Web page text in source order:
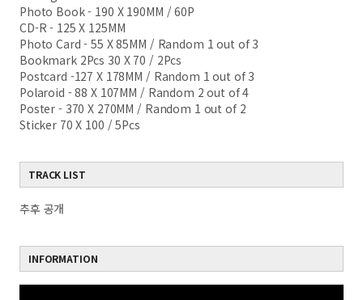
Photo Book - 190 X 190MM / 60P
CD-R - 125 X 125MM
Photo Card - 55 X 85MM / Random 1 out of 3
Bookmark 2Pcs 30 X 70 / 2Pcs
Postcard -127 X 178MM / Random 1 out of 3
Polaroid - 88 X 107MM / Random 2 out of 4
Poster - 370 X 270MM / Random 1 out of 2
Sticker 70 X 100 / 5Pcs
TRACK LIST
추후 공개
INFORMATION